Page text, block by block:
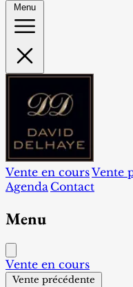
Menu
Vente en coursVente
Agenda Contact
Menu
Vente en cours
Vente précédente